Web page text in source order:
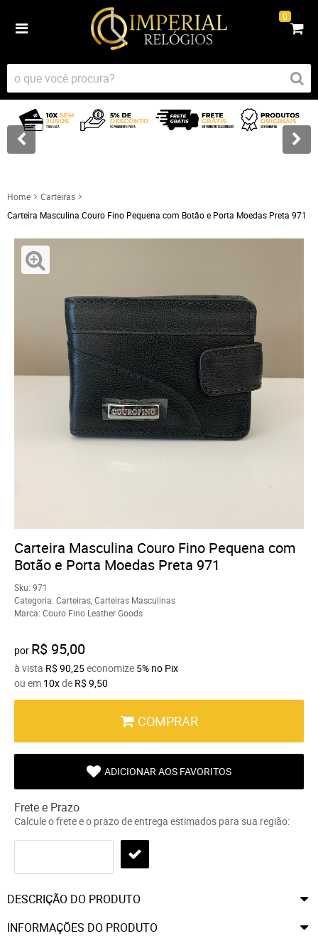
0
Home
Carteiras
Carteira Masculina Couro Fino Pequena com Botão e Porta Moedas Preta 971
Carteira Masculina Couro Fino Pequena com
Botão e Porta Moedas Preta 971
Sku: 971
Categoria: Carteiras Carteiras Masculinas
Marca: Couro Fino Leather Goods
por R$ 95,00
à vista R$ 90,25economize 5% no Pix
ou em 10xde R$ 9,50
COMPRAR
ADICIONAR AOS FAVORITOS
Frete e Prazo
Calcule o frete e o prazo de entrega estimados para sua região:
DESCRIÇÃO DO PRODUTO
INFORMAÇÕES DO PRODUTO